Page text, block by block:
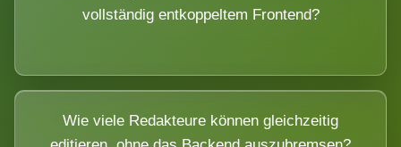
vollständig entkoppeltem Frontend?
Wie viele Redakteure können gleichzeitig